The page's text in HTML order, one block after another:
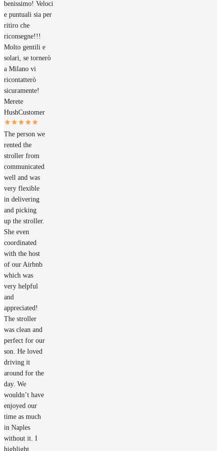
benissimo! Veloci
e puntuali sia per
ritiro che
riconsegne!!!
Molto gentili e
solari, se tornerò
a Milano vi
ricontatterò
sicuramente!
Merete
HushCustomer
The person we
rented the
stroller from
communicated
well and was
very flexible
in delivering
and picking
up the stroller.
She even
coordinated
with the host
of our Airbnb
which was
very helpful
and
appreciated!
The stroller
was clean and
perfect for our
son. He loved
driving it
around for the
day. We
wouldn’t have
enjoyed our
time as much
in Naples
without it. I
highlight